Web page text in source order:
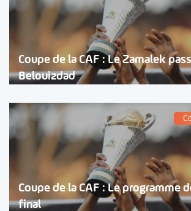
Coupe de la CAF : Le Zamalek
Belouizdad
Coupe de la CAF : Le programme
final